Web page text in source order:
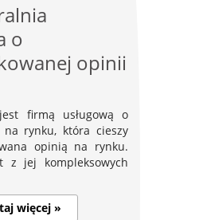
o
opinii
firmą usługową o
rynku, która cieszy
opinią na rynku.
jej kompleksowych
więcej »